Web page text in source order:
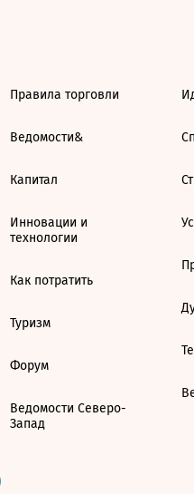
Правила торговли
Ведомости&
Капитал
Инновации и
технологии
Как потратить
Туризм
Форум
Ведомости Северо-
Запад